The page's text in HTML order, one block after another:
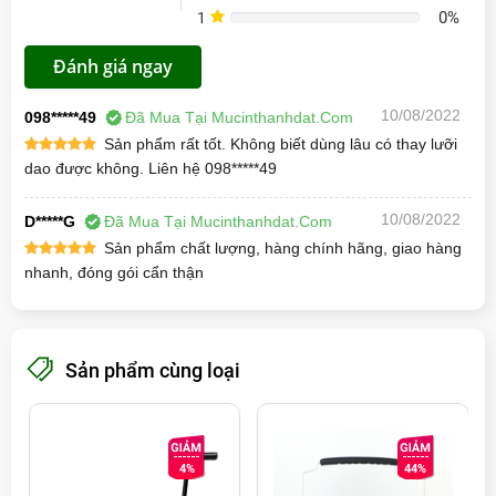
Để biết thêm chi tiết về tính năng và các thông số cụ
Đạtxem qua bài viết bên dưới đây.
Máy Đóng Lò Xo Bosser CB-570 Có Những
Tính Năng Gì?
1 0%
Đánh giá ngay
098*****49 Đã Mua Tại Mucinthanhdat.com
10/08/2022
Sản phẩm rất tốt. Không biết dùng lâu có thay lưỡi
dao được không. Liên hệ 098*****49
D*****g Đã Mua Tại Mucinthanhdat.com
10/08/2022
Sản phẩm chất lượng, hàng chính hãng, giao hàng
nhanh, đóng gói cẩn thận
Sản phẩm cùng loại
4% 44%